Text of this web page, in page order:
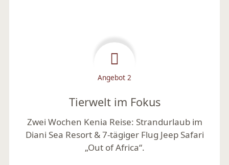
Angebot 2
Tierwelt im Fokus
Zwei Wochen Kenia Reise: Strandurlaub im
Diani Sea Resort & 7-tägiger Flug Jeep Safari
„Out of Africa“.